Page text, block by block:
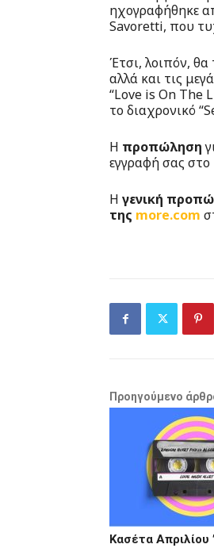
ηχογραφήθηκε
Savoretti, που
Έτσι, λοιπόν, θα
αλλά και τις
“Love is On The
το διαχρονικό
Η προπώληση
εγγραφή σας στο
H γενική
της more.com
Προηγούμενο
Κασέτα Απριλίου